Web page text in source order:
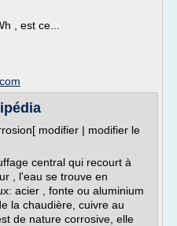
, est ce...
modifier | modifier le
central qui recourt à
, l'eau se trouve en
acier , fonte ou aluminium
la chaudière, cuivre au
de nature corrosive, elle